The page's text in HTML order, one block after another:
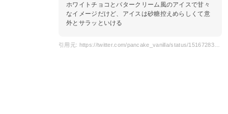
ホワイトチョコとバタークリーム風のアイスで甘々
なイメージだけど、アイスは砂糖控えめらしくて意
外とサラッといける
引用元: https://twitter.com/pancake_vanilla/status/1516728349049372673